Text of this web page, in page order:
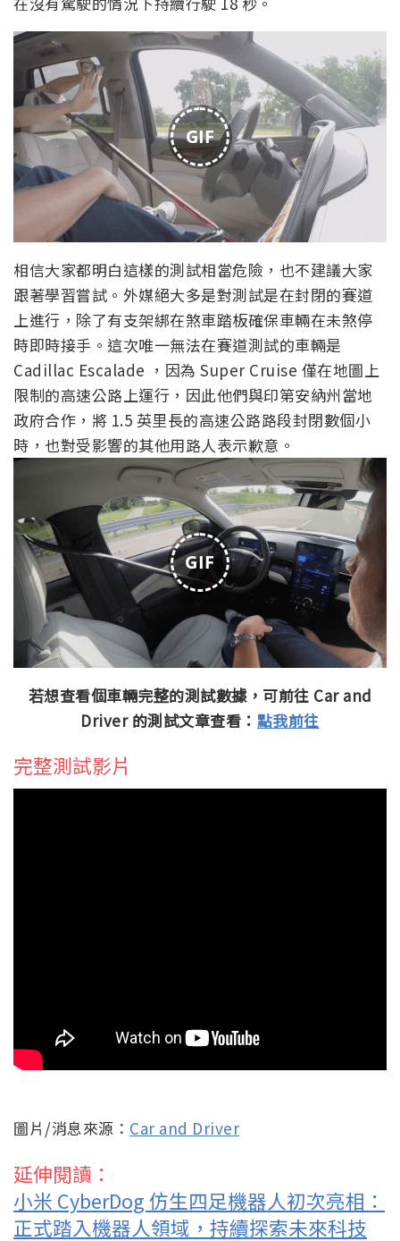
GIF
相信大家都明白這樣的測試相當危險，也不建議大家
跟著學習嘗試。外媒絕大多是對測試是在封閉的賽道
上進行，除了有支架綁在煞車踏板確保車輛在未煞停
時即時接手。這次唯一無法在賽道測試的車輛是
Cadillac Escalade ，因為 Super Cruise 僅在地圖上
限制的高速公路上運行，因此他們與印第安納州當地
政府合作，將 1.5 英里長的高速公路路段封閉數個小
時，也對受影響的其他用路人表示歉意。
GIF
若想查看個車輛完整的測試數據，可前往 Car and
Driver 的測試文章查看： 點我前往
完整測試影片
圖片/消息來源： Car and Driver
延伸閱讀：
小米 CyberDog 仿生四足機器人初次亮相：
正式踏入機器人領域，持續探索未來科技